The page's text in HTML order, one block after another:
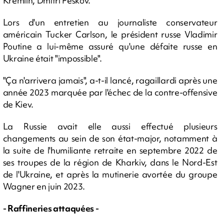
Lors d'un entretien au journaliste conservateur
américain Tucker Carlson, le président russe Vladimir
Poutine a lui-même assuré qu'une défaite russe en
Ukraine était "impossible".
"Ça n'arrivera jamais", a-t-il lancé, ragaillardi après une
année 2023 marquée par l'échec de la contre-offensive
de Kiev.
La Russie avait elle aussi effectué plusieurs
changements au sein de son état-major, notamment à
la suite de l'humiliante retraite en septembre 2022 de
ses troupes de la région de Kharkiv, dans le Nord-Est
de l'Ukraine, et après la mutinerie avortée du groupe
Wagner en juin 2023.
- Raffineries attaquées -